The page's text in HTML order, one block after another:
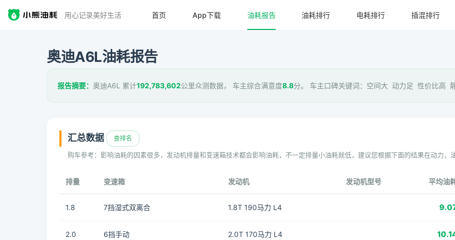
用心记录美好生活 首页 App下载 油耗报告 油耗排行 电耗排行 插混排行
奥迪A6L油耗报告
报告摘要： 奥迪A6L 累计192,783,602公里众测数据， 车主综合满意度8.8分。 车主口碑关键词：空间大 动力足 性价比高
汇总数据 查排名
购车参考：影响油耗的因素很多，发动机排量和变速箱技术都会影响油耗，不一定排量小油耗就低，建议您根据下面的结果在动力
排量 变速箱 发动机 发动机型号 平均油
1.8 7挡湿式双离合 1.8T 190马力 L4
2.0 6挡手动 2.0T 170马力 L4